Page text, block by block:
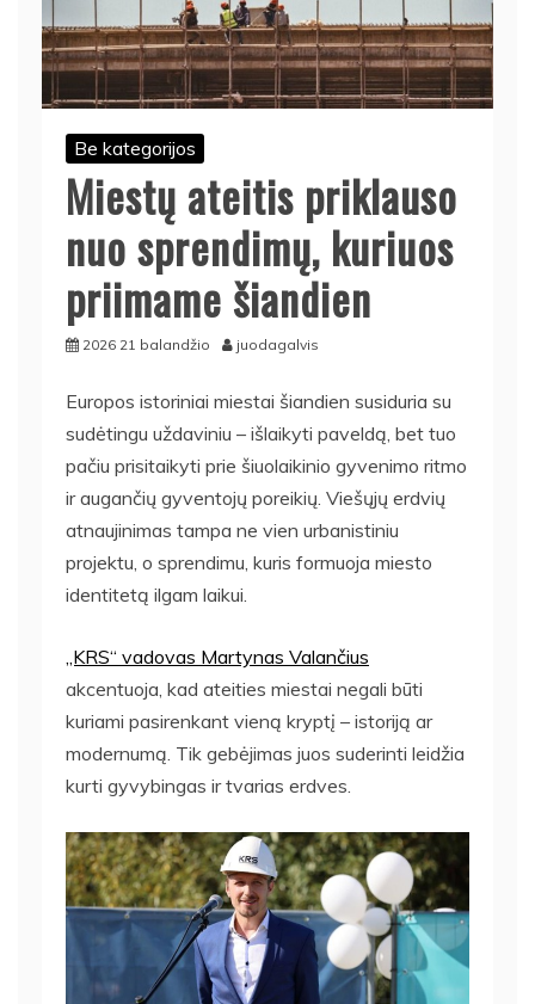
Be kategorijos
Miestų ateitis priklauso
nuo sprendimų, kuriuos
priimame šiandien
2026 21 balandžio juodagalvis
Europos istoriniai miestai šiandien susiduria su
sudėtingu uždaviniu – išlaikyti paveldą, bet tuo
pačiu prisitaikyti prie šiuolaikinio gyvenimo ritmo
ir augančių gyventojų poreikių. Viešųjų erdvių
atnaujinimas tampa ne vien urbanistiniu
projektu, o sprendimu, kuris formuoja miesto
identitetą ilgam laikui.
„KRS“ vadovas Martynas Valančius
akcentuoja, kad ateities miestai negali būti
kuriami pasirenkant vieną kryptį – istoriją ar
modernumą. Tik gebėjimas juos suderinti leidžia
kurti gyvybingas ir tvarias erdves.